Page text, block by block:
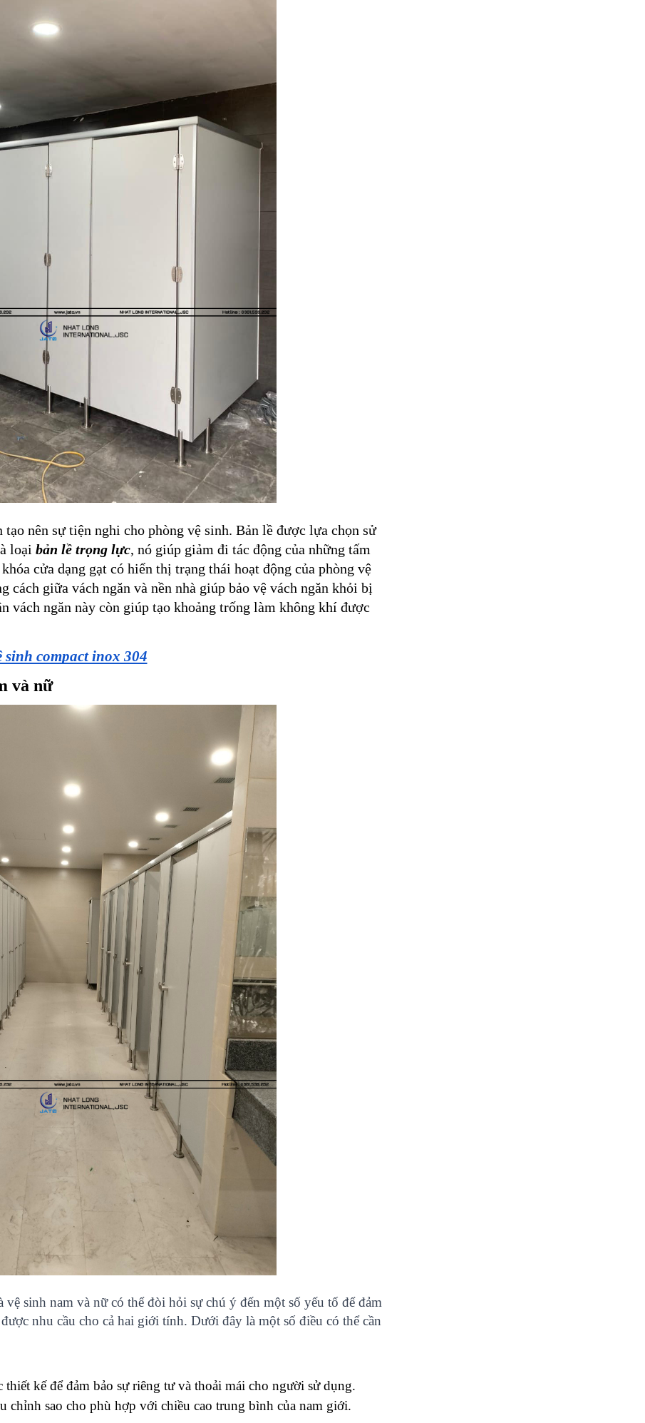
nên sự tiện nghi cho phòng vệ sinh. Bản lề được lựa chọn sử
loại bản lề trọng lực, nó giúp giảm đi tác động của những tấm
cửa dạng gạt có hiển thị trạng thái hoạt động của phòng vệ
cách giữa vách ngăn và nền nhà giúp bảo vệ vách ngăn khỏi bị
vách ngăn này còn giúp tạo khoảng trống làm không khí được
sinh compact inox 304
và nữ
sinh nam và nữ có thể đòi hỏi sự chú ý đến một số yếu tố để đảm
nhu cầu cho cả hai giới tính. Dưới đây là một số điều có thể cần
thiết kế để đảm bảo sự riêng tư và thoải mái cho người sử dụng.
chỉnh sao cho phù hợp với chiều cao trung bình của nam giới.